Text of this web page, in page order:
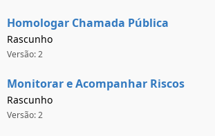
Homologar Chamada Pública
Rascunho
Versão: 2
Monitorar e Acompanhar Riscos
Rascunho
Versão: 2